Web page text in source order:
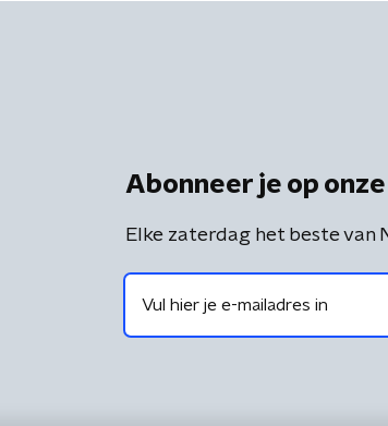
Abonneer je op
Elke zaterdag het beste van